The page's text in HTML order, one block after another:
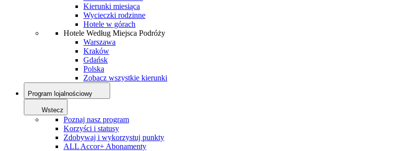
Kierunki miesiąca
Wycieczki rodzinne
Hotele w górach
Hotele Według Miejsca Podróży
Warszawa
Kraków
Gdańsk
Polska
Zobacz wszystkie kierunki
Program lojalnościowy
Wstecz
Poznaj nasz program
Korzyści i statusy
Zdobywaj i wykorzystuj punkty
ALL Accor+ Abonamenty